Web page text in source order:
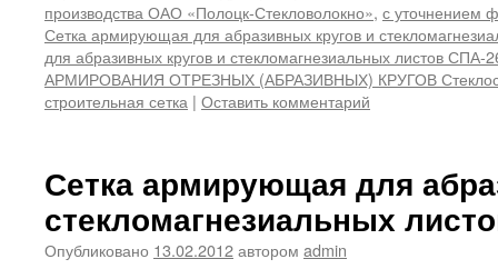
производства ОАО «Полоцк-Стекловолокно», с уточнением
Сетка армирующая для абразивных кругов и
для абразивных кругов и стекломагнезиальных листов СПА-
АРМИРОВАНИЯ ОТРЕЗНЫХ (АБРАЗИВНЫХ) КРУГОВ
строительная сетка | Оставить комментарий
Сетка армирующая для
стекломагнезиальных
Опубликовано 13.02.2012автором admin